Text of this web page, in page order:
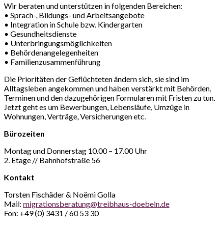
Wir beraten und unterstützen in folgenden Bereichen:
• Sprach-, Bildungs- und Arbeitsangebote
• Integration in Schule bzw. Kindergarten
• Gesundheitsdienste
• Unterbringungsmöglichkeiten
• Behördenangelegenheiten
• Familienzusammenführung
Die Prioritäten der Geflüchteten ändern sich, sie sind im
Alltagsleben angekommen und haben verstärkt mit Behörden,
Terminen und den dazugehörigen Formularen mit Fristen zu tun.
Jetzt geht es um Bewerbungen, Lebensläufe, Umzüge in
Wohnungen, Verträge, Versicherungen etc.
Bürozeiten
Montag und Donnerstag 10.00 – 17.00 Uhr
2. Etage // Bahnhofstraße 56
Kontakt
Torsten Fischäder & Noëmi Golla
Mail: migrationsberatung@treibhaus-doebeln.de
Fon: +49 (0) 3431 / 60 53 30